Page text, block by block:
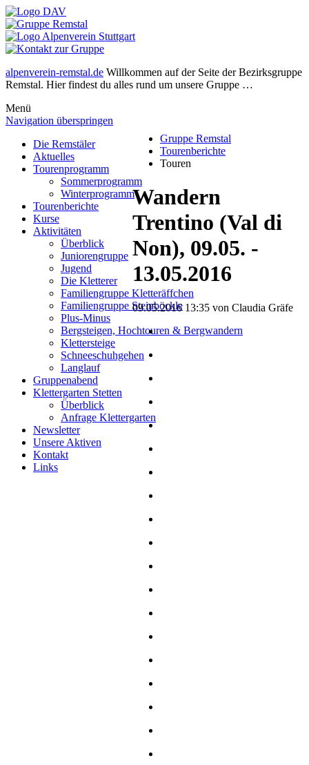
alpenverein-remstal.de Willkommen auf der Seite der Bezirksgruppe
Remstal. Hier findest du alles rund um unsere Gruppe …
Menü
Navigation überspringen
Die Remstäler
Aktuelles
Tourenprogramm
Sommerprogramm
Winterprogramm
Tourenberichte
Kurse
Aktivitäten
Überblick
Juniorengruppe
Jugend
Die Kletterer
Familiengruppe Kletteräffchen
Familiengruppe Steinböckle
Plus-Minus
Bergsteigen, Hochtouren & Bergwandern
Klettersteige
Schneeschuhgehen
Langlauf
Gruppenabend
Klettergarten Stetten
Überblick
Anfrage Klettergarten
Newsletter
Unsere Aktiven
Kontakt
Links
Gruppe Remstal
Tourenberichte
Touren
Wandern
Trentino (Val di
Non), 09.05. -
13.05.2016
09.05.2016 13:35 von Claudia Gräfe